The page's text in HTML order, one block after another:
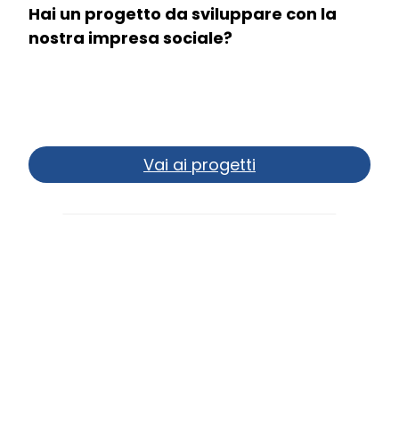
Hai un progetto da sviluppare con la
nostra impresa sociale?
Vai ai progetti